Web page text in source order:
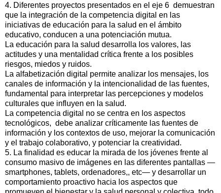
4. Diferentes proyectos presentados en el eje 6 demuestran
que la integración de la competencia digital en las
iniciativas de educación para la salud en el ámbito
educativo, conducen a una potenciación mutua.
La educación para la salud desarrolla los valores, las
actitudes y una mentalidad crítica frente a los posibles
riesgos, miedos y ruidos.
La alfabetización digital permite analizar los mensajes, los
canales de información y la intencionalidad de las fuentes,
fundamental para interpretar las percepciones y modelos
culturales que influyen en la salud.
La competencia digital no se centra en los aspectos
tecnológicos, debe analizar críticamente las fuentes de
información y los contextos de uso, mejorar la comunicación
y el trabajo colaborativo, y potenciar la creatividad.
5. La finalidad es educar la mirada de los jóvenes frente al
consumo masivo de imágenes en las diferentes pantallas —
smartphones, tablets, ordenadores,, etc— y desarrollar un
comportamiento proactivo hacia los aspectos que